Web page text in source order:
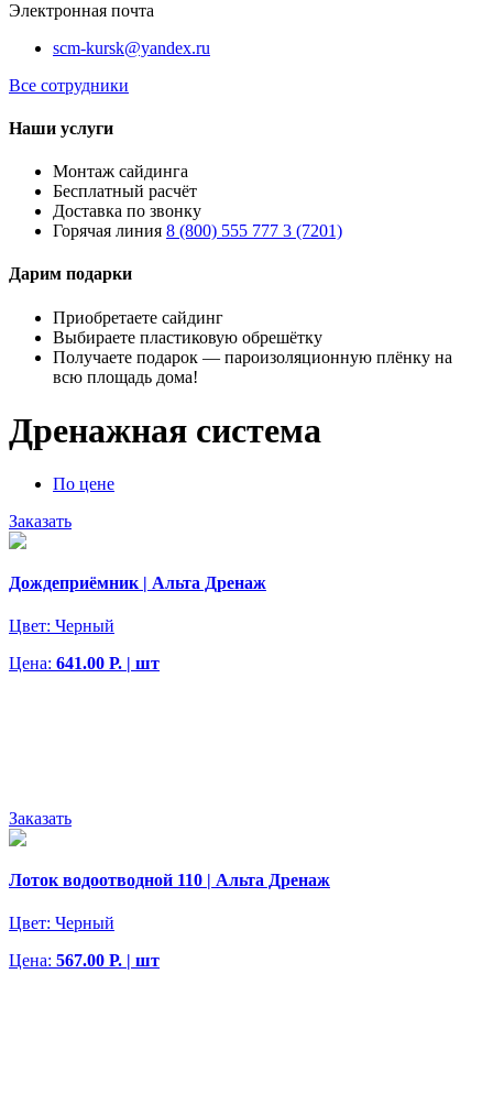
Электронная почта
scm-kursk@yandex.ru
Все сотрудники
Наши услуги
Монтаж сайдинга
Бесплатный расчёт
Доставка по звонку
Горячая линия 8 (800) 555 777 3 (7201)
Дарим подарки
Приобретаете сайдинг
Выбираете пластиковую обрешётку
Получаете подарок — пароизоляционную плёнку на
всю площадь дома!
Дренажная система
По цене
Заказать
Дождеприёмник | Альта Дренаж
Цвет: Черный
Цена: 641.00 Р. | шт
Заказать
Лоток водоотводной 110 | Альта Дренаж
Цвет: Черный
Цена: 567.00 Р. | шт